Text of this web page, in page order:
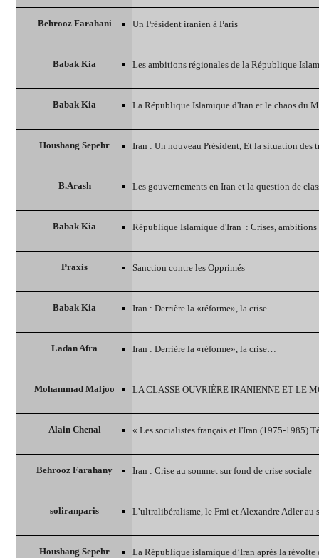
Behrooz Farahani Un Président iranien à Paris
Babak Kia Les ambitions régionales de la République
Babak Kia La République Islamique d'Iran et le chaos du
Houshang Sepehr Iran : Un nouveau Président, Et la situation
B.Arash Les gouvernements en Iran et la question de
Babak Kia République Islamique d'Iran ‎ : Crises,
Praxis Sanction contre les Opprimés‎
Babak Kia Iran : Derrière la «réforme», la crise…
Ladan Afra Iran : Derrière la «réforme», la crise…
Mohammad Maljoo LA CLASSE OUVRIÈRE IRANIENNE ET LE
Alain Chenal « Les socialistes français et l'Iran (1975-
Behrooz Farahany Iran : Crise au sommet sur fond de crise sociale
soliranparis L’ultralibéralisme, le Fmi et Alexandre Adler au
Houshang Sepehr La République islamique d’Iran après la révolte